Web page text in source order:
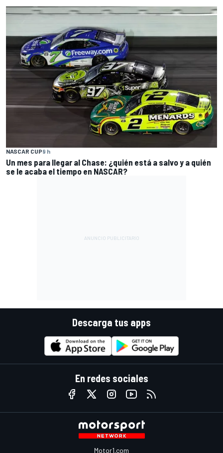
NASCAR CUP9 h
Un mes para llegar al Chase: ¿quién está a salvo y a quién
se le acaba el tiempo en NASCAR?
Descarga tus apps
En redes sociales
Motor1.com